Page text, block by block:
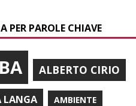
PER PAROLE CHIAVE
ALBERTO CIRIO
LANGA AMBIENTE